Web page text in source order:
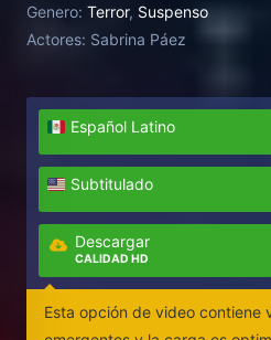
Genero: Terror, Suspenso
Actores: Sabrina Páez
Español Latino
Subtitulado
Descargar
CALIDAD HD
Esta opción de video contiene